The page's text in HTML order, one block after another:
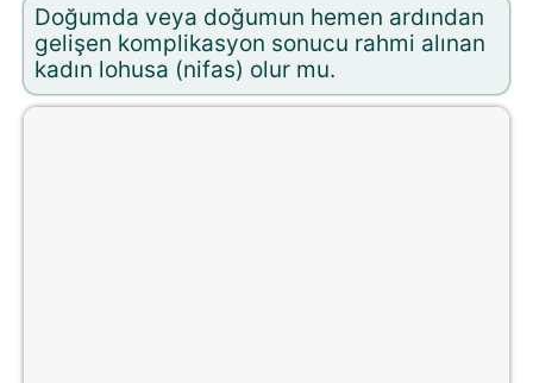
Doğumda veya doğumun hemen ardından
gelişen komplikasyon sonucu rahmi alınan
kadın lohusa (nifas) olur mu.